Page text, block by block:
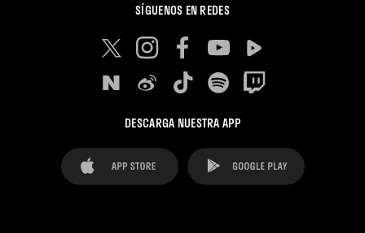
SÍGUENOS EN REDES
DESCARGA NUESTRA APP